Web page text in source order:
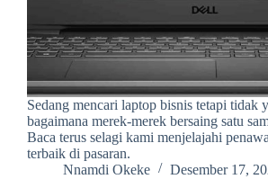
Sedang mencari laptop bisnis tetapi tidak
bagaimana merek-merek bersaing satu
Baca terus selagi kami menjelajahi
terbaik di pasaran.
Nnamdi Okeke
Desember 17,